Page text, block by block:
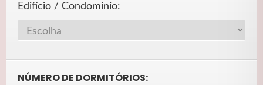
Edifício / Condomínio:
NÚMERO DE DORMITÓRIOS: